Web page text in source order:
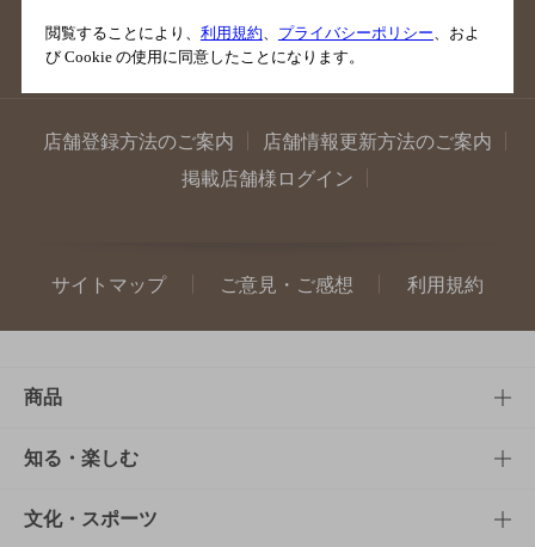
沖縄県のバー検索
店舗登録方法のご案内
店舗情報更新方法のご案内
掲載店舗様ログイン
サイトマップ ご意見・ご感想 利用規約
商品
商品TOP
商品一覧
知る・楽しむ
知る・楽しむTOP
文化・スポーツ
閲覧することにより、 利用規約 プライバシーポリシー 、およ
び Cookie の使用に同意したことになります。